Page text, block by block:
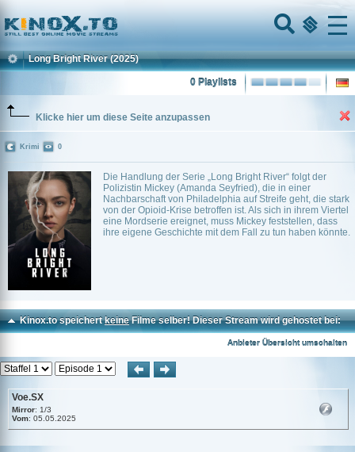
Home
Menu
Long Bright River (2025)
0 Playlists
Klicke hier um diese Seite anzupassen
Die Handlung der Serie „Long Bright River“ folgt der
Polizistin Mickey (Amanda Seyfried), die in einer
Nachbarschaft von Philadelphia auf Streife geht, die stark
von der Opioid-Krise betroffen ist. Als sich in ihrem Viertel
eine Mordserie ereignet, muss Mickey feststellen, dass
ihre eigene Geschichte mit dem Fall zu tun haben könnte.
Krimi 0
Kinox.to speichertkeineFilme selber! Dieser Stream wird gehostet bei:
Anbieter Übersicht umschalten
Voe.SX
Mirror: 1/3
Vom: 05.05.2025